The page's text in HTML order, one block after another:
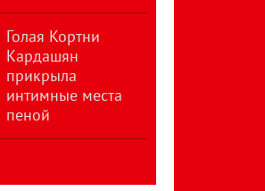
Голая Кортни
Кардашян
прикрыла
интимные места
пеной